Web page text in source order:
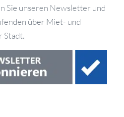
Sie unseren Newsletter und
über Miet- und
Stadt.